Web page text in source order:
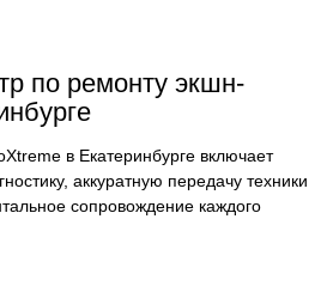
по ремонту экшн-
в Екатеринбурге включает
аккуратную передачу техники
сопровождение каждого